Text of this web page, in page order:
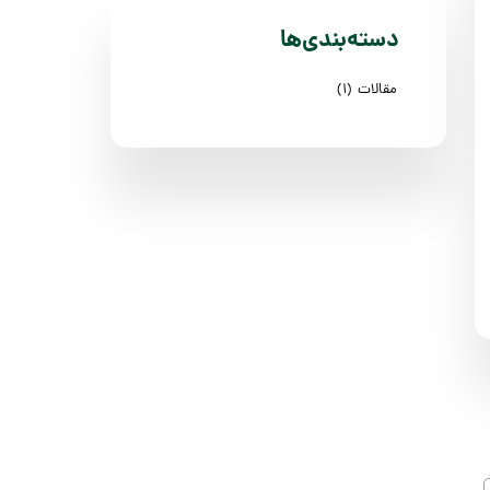
دسته‌بندی‌ها
مقالات (۱)